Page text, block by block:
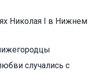
Николая I в Нижнем
случались с